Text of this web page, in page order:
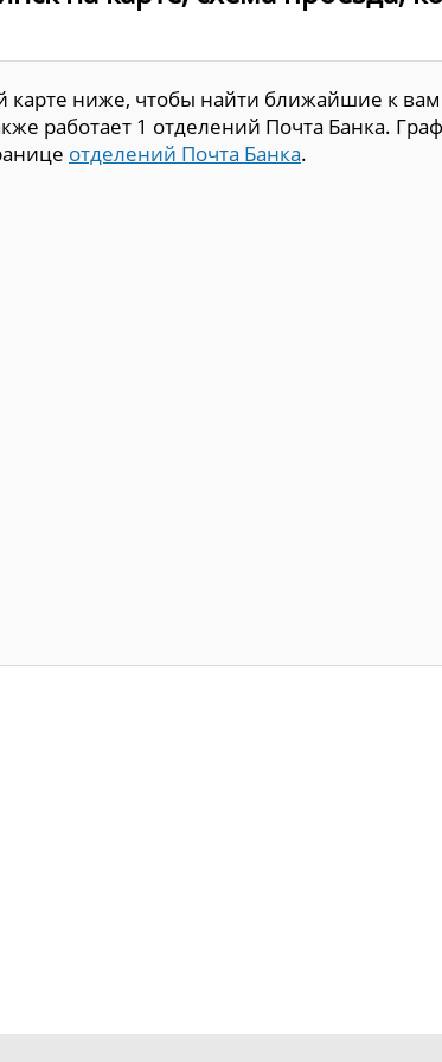
карте ниже, чтобы найти ближайшие к вам
работает 1 отделений Почта Банка.
отделений Почта Банка.